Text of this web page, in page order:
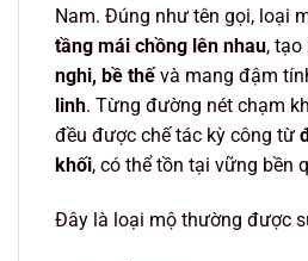
Nam. Đúng như tên gọi, loại
tầng mái chồng lên nhau, tạo
nghi, bề thế và mang đậm
linh. Từng đường nét chạm
đều được chế tác kỳ công từ
khối, có thể tồn tại vững bền
Đây là loại mộ thường được